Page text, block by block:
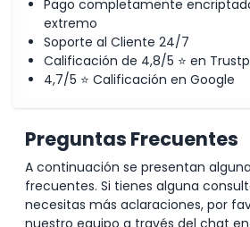
Pago completamente
extremo
Soporte al Cliente 24/7
Calificación de 4,8/5 ⭐ en
4,7/5 ⭐ Calificación en Google
Preguntas Frecuentes
A continuación se presentan
frecuentes. Si tienes alguna
necesitas más aclaraciones, por
nuestro equipo a través del chat